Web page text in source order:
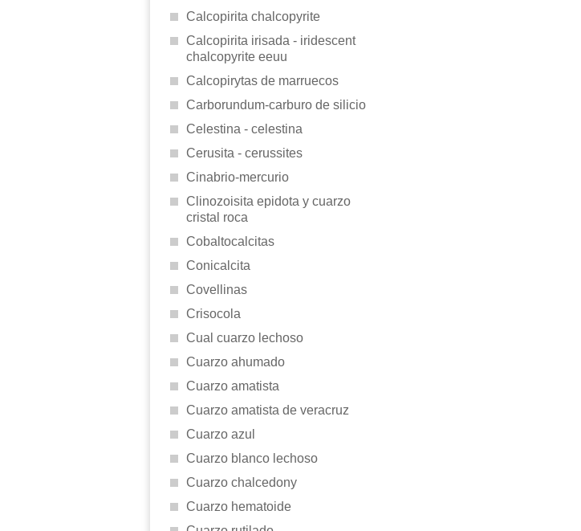
Calcopirita chalcopyrite
Calcopirita irisada - iridescent
chalcopyrite eeuu
Calcopirytas de marruecos
Carborundum-carburo de silicio
Celestina - celestina
Cerusita - cerussites
Cinabrio-mercurio
Clinozoisita epidota y cuarzo
cristal roca
Cobaltocalcitas
Conicalcita
Covellinas
Crisocola
Cual cuarzo lechoso
Cuarzo ahumado
Cuarzo amatista
Cuarzo amatista de veracruz
Cuarzo azul
Cuarzo blanco lechoso
Cuarzo chalcedony
Cuarzo hematoide